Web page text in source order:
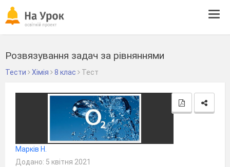
Розвязування задач за рівняннями
Тести Хімія 8 клас Тест
Марків Н.
Додано: 5 квітня 2021